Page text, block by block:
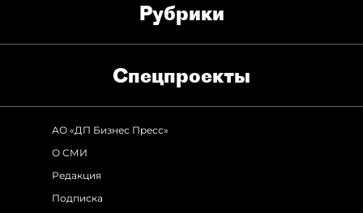
Рубрики
Спец­проекты
АО «ДП Бизнес Пресс»
О СМИ
Редакция
Подписка